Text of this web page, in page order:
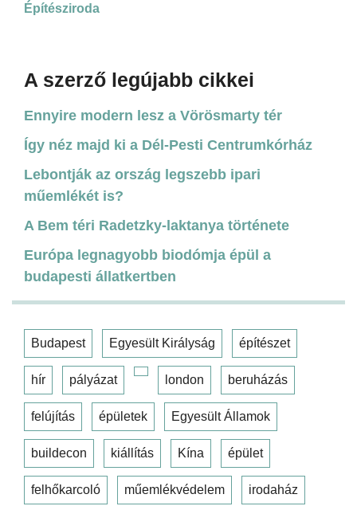
Építésziroda
A szerző legújabb cikkei
Ennyire modern lesz a Vörösmarty tér
Így néz majd ki a Dél-Pesti Centrumkórház
Lebontják az ország legszebb ipari
műemlékét is?
A Bem téri Radetzky-laktanya története
Európa legnagyobb biodómja épül a
budapesti állatkertben
Budapest Egyesült Királyság építészet
hír pályázat london beruházás
felújítás épületek Egyesült Államok
buildecon kiállítás Kína épület
felhőkarcoló műemlékvédelem irodaház